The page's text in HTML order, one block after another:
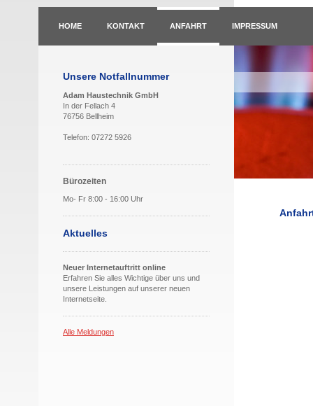
HOME KONTAKT ANFAHRT IMPRESSUM
Unsere Notfallnummer
Adam Haustechnik GmbH
In der Fellach 4
76756 Bellheim
Telefon: 07272 5926
Bürozeiten
Mo- Fr 8:00 - 16:00 Uhr
Aktuelles
Neuer Internetauftritt online
Erfahren Sie alles Wichtige über uns und
unsere Leistungen auf unserer neuen
Internetseite.
Alle Meldungen